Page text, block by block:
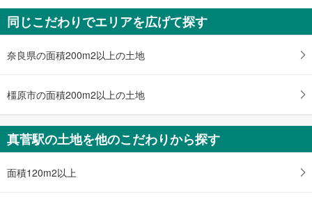
橿原市小槻町
398万円
5DK
土地面積 88.84m
同じこだわりでエリアを広げて探す
奈良県の面積200m2以上の土地
橿原市の面積200m2以上の土地
真菅駅の土地を他のこだわりから探す
面積120m2以上